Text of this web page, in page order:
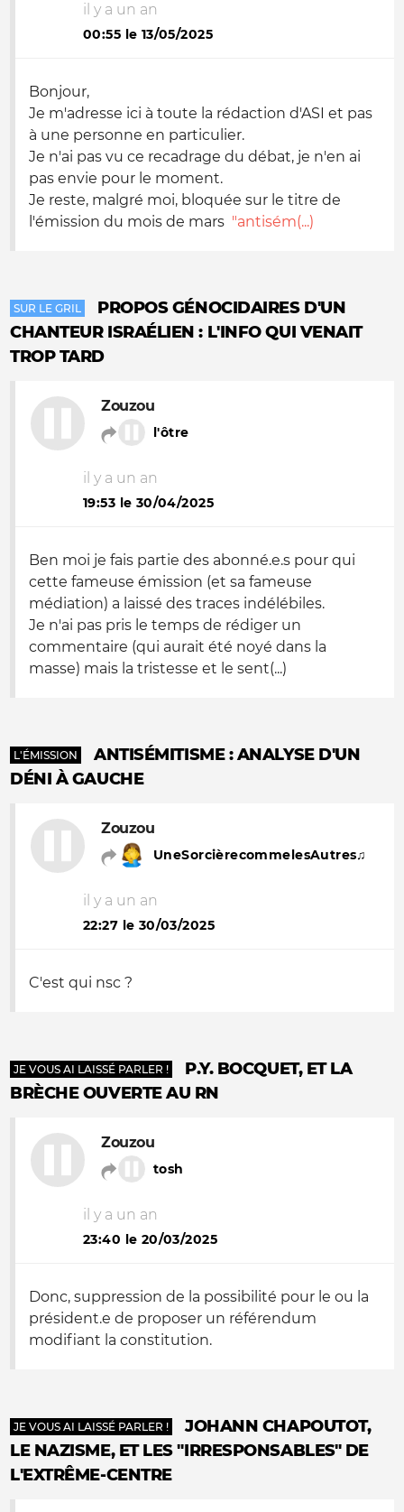
il y a un an
00:55 le 13/05/2025
Bonjour,
Je m'adresse ici à toute la rédaction d'ASI et pas
à une personne en particulier.
Je n'ai pas vu ce recadrage du débat, je n'en ai
pas envie pour le moment.
Je reste, malgré moi, bloquée sur le titre de
l'émission du mois de mars "antisém(...)
SUR LE GRIL
PROPOS GÉNOCIDAIRES D'UN
CHANTEUR ISRAÉLIEN : L'INFO QUI VENAIT
TROP TARD
Zouzou
l'ôtre
il y a un an
19:53 le 30/04/2025
Ben moi je fais partie des abonné.e.s pour qui
cette fameuse émission (et sa fameuse
médiation) a laissé des traces indélébiles.
Je n'ai pas pris le temps de rédiger un
commentaire (qui aurait été noyé dans la
masse) mais la tristesse et le sent(...)
L'ÉMISSION
ANTISÉMITISME : ANALYSE D'UN
DÉNI À GAUCHE
Zouzou
UneSorcièrecommelesAutres♫
il y a un an
22:27 le 30/03/2025
C'est qui nsc ?
JE VOUS AI LAISSÉ PARLER !
P.Y. BOCQUET, ET LA
BRÈCHE OUVERTE AU RN
Zouzou
tosh
il y a un an
23:40 le 20/03/2025
Donc, suppression de la possibilité pour le ou la
président.e de proposer un référendum
modifiant la constitution.
JE VOUS AI LAISSÉ PARLER !
JOHANN CHAPOUTOT,
LE NAZISME, ET LES "IRRESPONSABLES" DE
L'EXTRÊME-CENTRE